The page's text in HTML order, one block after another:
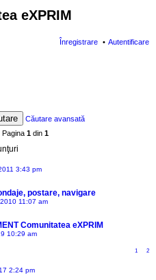
eXPRIM
Autentificare
Înregistrare
Căutare avansată
Pagina 1 din 1
3:43 pm
postare, navigare
11:07 am
Comunitatea eXPRIM
10:29 am
1 2
2:24 pm